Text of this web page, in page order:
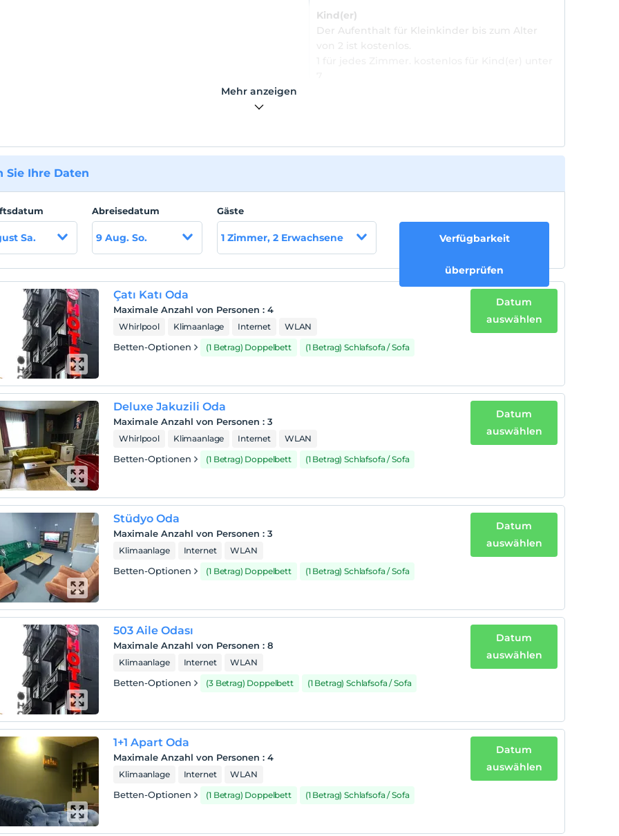
Kind(er)
Der Aufenthalt für Kleinkinder bis zum Alter
von 2 ist kostenlos.
Mehr anzeigen
Sie Ihre Daten
Sa.
Abreisedatum
9 Aug. So.
Gäste
1 Zimmer, 2 Erwachsene Verfügbarkeit
überprüfen
Çatı Katı Oda
Maximale Anzahl von Personen :4
Whirlpool Klimaanlage Internet WLAN
Betten-Optionen (1 Betrag) Doppelbett (1 Betrag) Schlafsofa / Sofa
Datum
auswählen
Deluxe Jakuzili Oda
Maximale Anzahl von Personen :3
Whirlpool Klimaanlage Internet WLAN
Betten-Optionen (1 Betrag) Doppelbett (1 Betrag) Schlafsofa / Sofa
Datum
auswählen
Stüdyo Oda
Maximale Anzahl von Personen :3
Klimaanlage Internet WLAN
Betten-Optionen (1 Betrag) Doppelbett (1 Betrag) Schlafsofa / Sofa
Datum
auswählen
503 Aile Odası
Maximale Anzahl von Personen :8
Klimaanlage Internet WLAN
Betten-Optionen (3 Betrag) Doppelbett (1 Betrag) Schlafsofa / Sofa
Datum
auswählen
1+1 Apart Oda
Maximale Anzahl von Personen :4
Klimaanlage Internet WLAN
Betten-Optionen (1 Betrag) Doppelbett (1 Betrag) Schlafsofa / Sofa
Datum
auswählen